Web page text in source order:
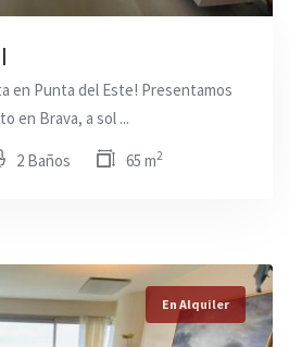
en Punta del Este! Presentamos
en Brava, a sol ...
2 Baños 65 m2
En Alquiler